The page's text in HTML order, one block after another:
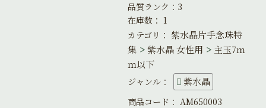
品質ランク：3
在庫数： 1
カテゴリ： 紫水晶片手念珠特
集
紫水晶 女性用
主玉7ｍ
ｍ以下
ジャンル： 紫水晶
商品コード： AM650003